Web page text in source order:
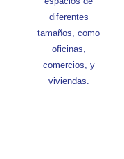
diferentes
tamaños, como
oficinas,
comercios, y
viviendas.